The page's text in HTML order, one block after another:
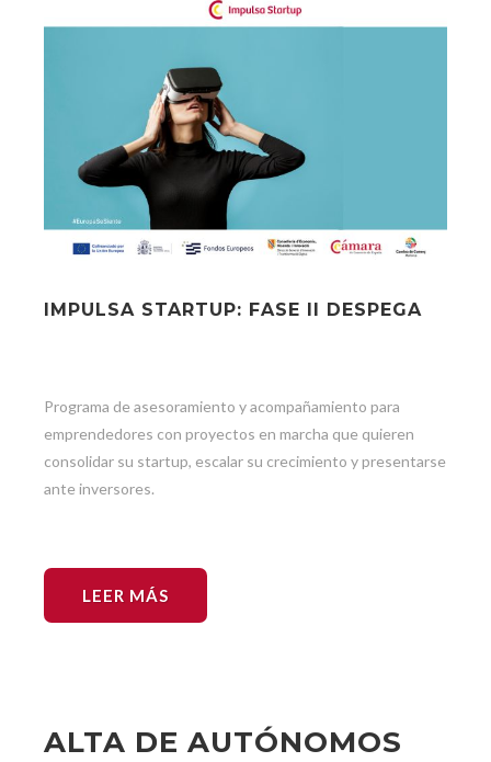
IMPULSA STARTUP: FASE II DESPEGA
Programa de asesoramiento y acompañamiento para
emprendedores con proyectos en marcha que quieren
consolidar su startup, escalar su crecimiento y presentarse
ante inversores.
LEER MÁS
ALTA DE AUTÓNOMOS